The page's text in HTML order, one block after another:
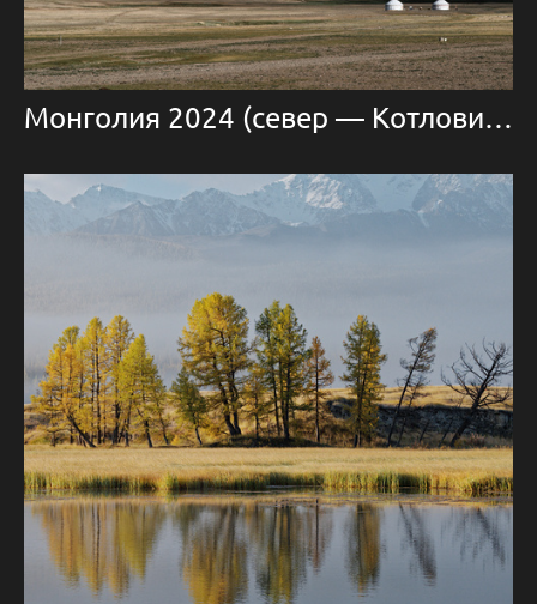
Монголия 2024 (север — Котловина больших озер)